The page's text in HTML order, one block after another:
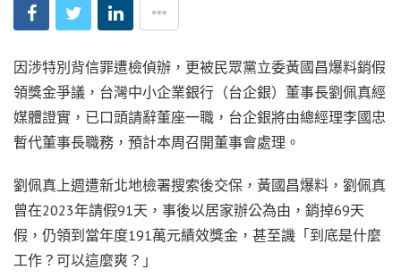
因涉特別背信罪遭檢偵辦，更被民眾黨立委黃國昌爆料銷假
領獎金爭議，台灣中小企業銀行（台企銀）董事長劉佩真經
媒體證實，已口頭請辭董座一職，台企銀將由總經理李國忠
暫代董事長職務，預計本周召開董事會處理。
劉佩真上週遭新北地檢署搜索後交保，黃國昌爆料，劉佩真
曾在2023年請假91天，事後以居家辦公為由，銷掉69天
假，仍領到當年度191萬元績效獎金，甚至譏「到底是什麼
工作？可以這麼爽？」